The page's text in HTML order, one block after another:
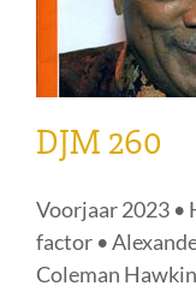
DJM 260
Voorjaar 2023 •
factor •
Coleman